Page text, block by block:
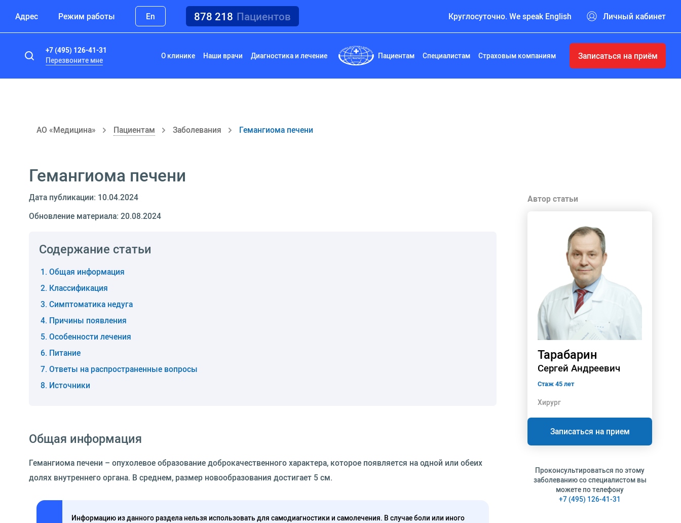
Адрес Режим работы En 878 218 Пациентов Круглосуточно. We speak English Личный кабинет
+7 (495) 126-41-31
Перезвоните мне
О клинике Наши врачи Диагностика и лечение Пациентам Специалистам Страховым компаниям Записаться на приём
АО «Медицина» Пациентам Заболевания Гемангиома печени
Гемангиома печени
Дата публикации: 10.04.2024
Обновление материала: 20.08.2024
Содержание статьи
Общая информация
Классификация
Симптоматика недуга
Причины появления
Особенности лечения
Питание
Ответы на распространенные вопросы
Источники
Общая информация
Гемангиома печени – опухолевое образование доброкачественного характера, которое появляется на одной или обеих
долях внутреннего органа. В среднем, размер новообразования достигает 5 см.
Информацию из данного раздела нельзя использовать для самодиагностики и самолечения. В случае боли или иного
Автор статьи
Тарабарин
Сергей Андреевич
Стаж 45 лет
Хирург
Записаться на прием
Проконсультироваться по этому
заболеванию со специалистом вы
можете по телефону
+7 (495) 126-41-31